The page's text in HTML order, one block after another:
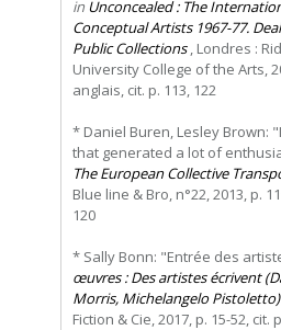
in Unconcealed : The
Conceptual Artists 1967-77.
Public Collections, Londres :
University College of the Arts,
anglais, cit. p. 113, 122
* Daniel Buren, Lesley Brown:
that generated a lot of
The European Collective
Blue line & Bro, n°22, 2013, p.
120
* Sally Bonn: "Entrée des
œuvres : Des artistes écrivent
Morris, Michelangelo Pistoletto)
Fiction & Cie, 2017, p. 15-52, cit.